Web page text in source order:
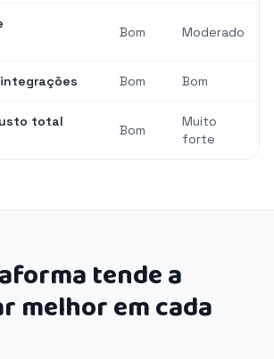
Bom Moderado
Bom Bom
total
Bom
Muito
forte
tende a
melhor em cada